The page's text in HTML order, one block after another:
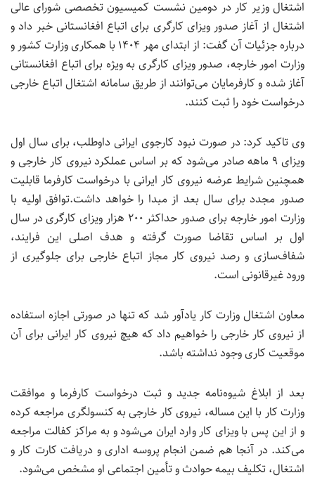
اشتغال وزیر کار در دومین نشست کمیسیون تخصصی شورای عالی
اشتغال از آغاز صدور ویزای کارگری برای اتباع افغانستانی خبر داد و
درباره جزئیات آن گفت: از ابتدای مهر ۱۴۰۴ با همکاری وزارت کشور و
وزارت امور خارجه، صدور ویزای کارگری به ویژه برای اتباع افغانستانی
آغاز شده و کارفرمایان می‌توانند از طریق سامانه اشتغال اتباع خارجی
درخواست خود را ثبت کنند.
وی تاکید کرد: در صورت نبود کارجوی ایرانی داوطلب، برای سال اول
ویزای ۹ ماهه صادر می‌شود که بر اساس عملکرد نیروی کار خارجی و
همچنین شرایط عرضه نیروی کار ایرانی با درخواست کارفرما قابلیت
صدور مجدد برای سال بعد از مبدا را خواهد داشت.توافق اولیه با
وزارت امور خارجه برای صدور حداکثر ۲۰۰ هزار ویزای کارگری در سال
اول بر اساس تقاضا صورت گرفته و هدف اصلی این فرایند،
شفاف‌سازی و رصد نیروی کار مجاز اتباع خارجی برای جلوگیری از
ورود غیرقانونی است.
معاون اشتغال وزارت کار یادآور شد که تنها در صورتی اجازه استفاده
از نیروی کار خارجی را خواهیم داد که هیچ نیروی کار ایرانی برای آن
موقعیت کاری وجود نداشته باشد.
بعد از ابلاغ شیوه‌نامه جدید و ثبت درخواست کارفرما و موافقت
وزارت کار با این مساله، نیروی کار خارجی به کنسولگری مراجعه کرده
و از این پس با ویزای کار وارد ایران می‌شود و به مراکز کفالت مراجعه
می‌کند. در آنجا هم ضمن انجام پروسه اداری و دریافت کارت کار و
اشتغال، تکلیف بیمه حوادث و تأمین اجتماعی او مشخص می‌شود.